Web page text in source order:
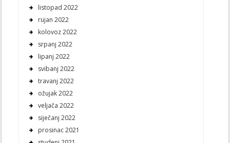
listopad 2022
rujan 2022
kolovoz 2022
srpanj 2022
lipanj 2022
svibanj 2022
travanj 2022
ožujak 2022
veljača 2022
siječanj 2022
prosinac 2021